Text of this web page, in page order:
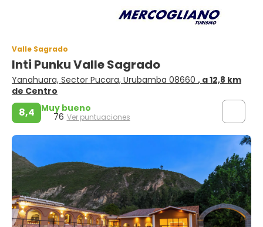
Valle Sagrado
Inti Punku Valle Sagrado
Yanahuara, Sector Pucara, Urubamba 08660 , a 12,8 km
de Centro
8,4 Muy bueno
76 Ver puntuaciones